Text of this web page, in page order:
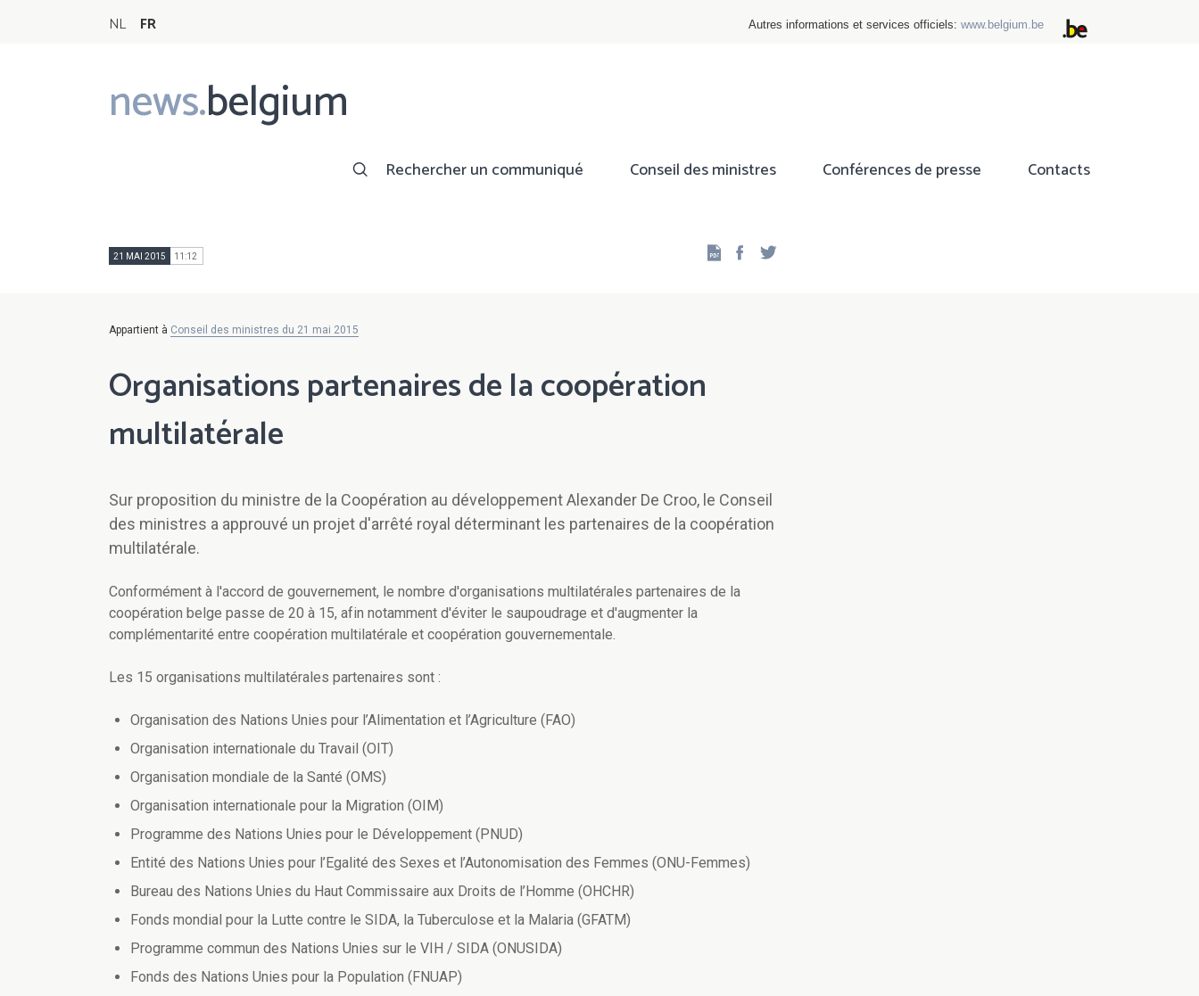
NL FR Autres informations et services officiels: www.belgium.be
news.belgium
Main
navigation
Rechercher un communiqué Conseil des ministres Conférences de presse Contacts
21 MAI 2015 11:12 Facebook
Appartient à Conseil des ministres du 21 mai 2015
Organisations partenaires de la coopération
multilatérale
Sur proposition du ministre de la Coopération au développement Alexander De Croo, le Conseil
des ministres a approuvé un projet d'arrêté royal déterminant les partenaires de la coopération
multilatérale.
Conformément à l'accord de gouvernement, le nombre d'organisations multilatérales partenaires de la
coopération belge passe de 20 à 15, afin notamment d'éviter le saupoudrage et d'augmenter la
complémentarité entre coopération multilatérale et coopération gouvernementale.
Les 15 organisations multilatérales partenaires sont :
Organisation des Nations Unies pour l’Alimentation et l’Agriculture (FAO)
Organisation internationale du Travail (OIT)
Organisation mondiale de la Santé (OMS)
Organisation internationale pour la Migration (OIM)
Programme des Nations Unies pour le Développement (PNUD)
Entité des Nations Unies pour l’Egalité des Sexes et l’Autonomisation des Femmes (ONU-Femmes)
Bureau des Nations Unies du Haut Commissaire aux Droits de l’Homme (OHCHR)
Fonds mondial pour la Lutte contre le SIDA, la Tuberculose et la Malaria (GFATM)
Programme commun des Nations Unies sur le VIH / SIDA (ONUSIDA)
Fonds des Nations Unies pour la Population (FNUAP)